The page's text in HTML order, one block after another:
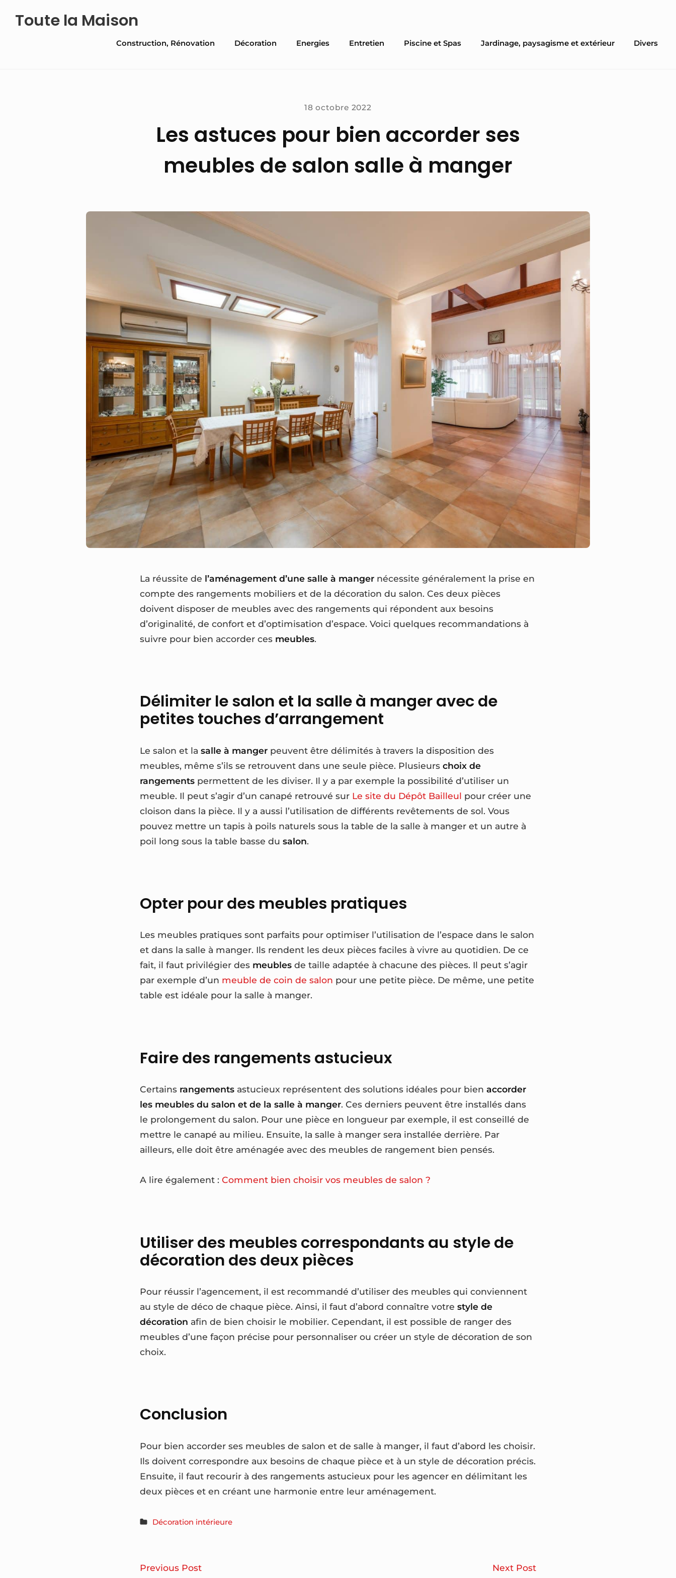
Toute la Maison
Site
Construction, Rénovation Décoration Energies Entretien Piscine et Spas Jardinage, paysagisme et extérieur Divers
18 octobre 2022
Les astuces pour bien accorder ses
meubles de salon salle à manger
La réussite de l’aménagement d’une salle à manger nécessite généralement la prise en
compte des rangements mobiliers et de la décoration du salon. Ces deux pièces
doivent disposer de meubles avec des rangements qui répondent aux besoins
d’originalité, de confort et d’optimisation d’espace. Voici quelques recommandations à
suivre pour bien accorder ces meubles.
Délimiter le salon et la salle à manger avec de
petites touches d’arrangement
Le salon et lasalle à manger peuvent être délimités à travers la disposition des
meubles, même s’ils se retrouvent dans une seule pièce. Plusieurschoix de
rangements permettent de les diviser. Il y a par exemple la possibilité d’utiliser un
meuble. Il peut s’agir d’un canapé retrouvé sur Le site du Dépôt Bailleul pour créer une
cloison dans la pièce. Il y a aussi l’utilisation de différents revêtements de sol. Vous
pouvez mettre un tapis à poils naturels sous la table de la salle à manger et un autre à
poil long sous la table basse dusalon.
Opter pour des meubles pratiques
Les meubles pratiques sont parfaits pour optimiser l’utilisation de l’espace dans le salon
et dans la salle à manger. Ils rendent les deux pièces faciles à vivre au quotidien. De ce
fait, il faut privilégier des meubles de taille adaptée à chacune des pièces. Il peut s’agir
par exemple d’un meuble de coin de salon pour une petite pièce. De même, une petite
table est idéale pour la salle à manger.
Faire des rangements astucieux
Certains rangements astucieux représentent des solutions idéales pour bienaccorder
les meubles du salon et de la salle à manger. Ces derniers peuvent être installés dans
le prolongement du salon. Pour une pièce en longueur par exemple, il est conseillé de
mettre le canapé au milieu. Ensuite, la salle à manger sera installée derrière. Par
ailleurs, elle doit être aménagée avec des meubles de rangement bien pensés.
A lire également :Comment bien choisir vos meubles de salon ?
Utiliser des meubles correspondants au style de
décoration des deux pièces
Pour réussir l’agencement, il est recommandé d’utiliser des meubles qui conviennent
au style de déco de chaque pièce. Ainsi, il faut d’abord connaître votrestyle de
décoration afin de bien choisir le mobilier. Cependant, il est possible de ranger des
meubles d’une façon précise pour personnaliser ou créer un style de décoration de son
choix.
Conclusion
Pour bien accorder ses meubles de salon et de salle à manger, il faut d’abord les choisir.
Ils doivent correspondre aux besoins de chaque pièce et à un style de décoration précis.
Ensuite, il faut recourir à des rangements astucieux pour les agencer en délimitant les
deux pièces et en créant une harmonie entre leur aménagement.
Décoration intérieure
Navigation
Previous PostLe
Next PostLe